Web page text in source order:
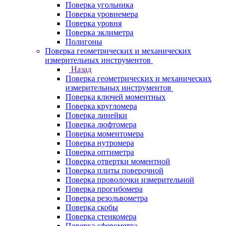
Поверка угольника
Поверка уровнемера
Поверка уровня
Поверка эклиметра
Полигоны
Поверка геометрических и механических
измерительных инструментов
Назад
Поверка геометрических и механических
измерительных инструментов
Поверка ключей моментных
Поверка кругломера
Поверка линейки
Поверка люфтомера
Поверка моментомера
Поверка нутромера
Поверка оптиметра
Поверка отвертки моментной
Поверка плиты поверочной
Поверка проволочки измерительной
Поверка прогибомера
Поверка резольвометра
Поверка скобы
Поверка стенкомера